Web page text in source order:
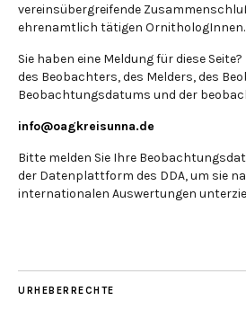
vereinsübergreifende
ehrenamtlich tätigen OrnithologInnen.
Sie haben eine Meldung für diese
des Beobachters, des Melders, des
Beobachtungsdatums und der
info@oagkreisunna.de
Bitte melden Sie Ihre
der Datenplattform des DDA, um sie
internationalen Auswertungen
URHEBERRECHTE